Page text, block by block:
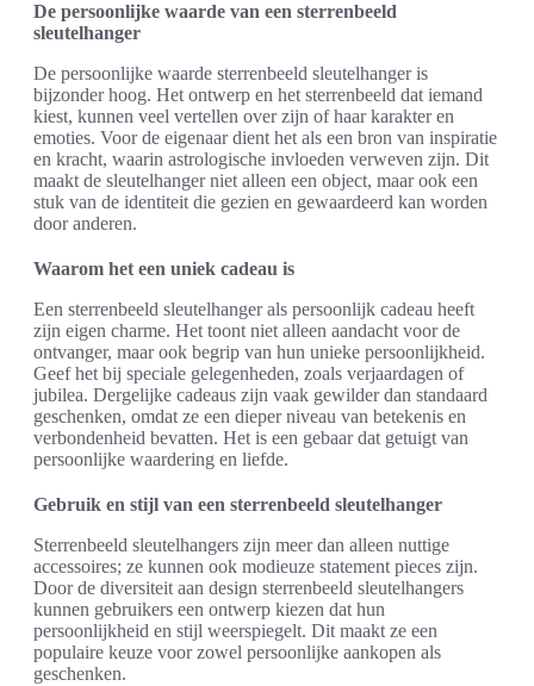
De persoonlijke waarde van een sterrenbeeld
sleutelhanger
De persoonlijke waarde sterrenbeeld sleutelhanger is
bijzonder hoog. Het ontwerp en het sterrenbeeld dat iemand
kiest, kunnen veel vertellen over zijn of haar karakter en
emoties. Voor de eigenaar dient het als een bron van inspiratie
en kracht, waarin astrologische invloeden verweven zijn. Dit
maakt de sleutelhanger niet alleen een object, maar ook een
stuk van de identiteit die gezien en gewaardeerd kan worden
door anderen.
Waarom het een uniek cadeau is
Een sterrenbeeld sleutelhanger als persoonlijk cadeau heeft
zijn eigen charme. Het toont niet alleen aandacht voor de
ontvanger, maar ook begrip van hun unieke persoonlijkheid.
Geef het bij speciale gelegenheden, zoals verjaardagen of
jubilea. Dergelijke cadeaus zijn vaak gewilder dan standaard
geschenken, omdat ze een dieper niveau van betekenis en
verbondenheid bevatten. Het is een gebaar dat getuigt van
persoonlijke waardering en liefde.
Gebruik en stijl van een sterrenbeeld sleutelhanger
Sterrenbeeld sleutelhangers zijn meer dan alleen nuttige
accessoires; ze kunnen ook modieuze statement pieces zijn.
Door de diversiteit aan design sterrenbeeld sleutelhangers
kunnen gebruikers een ontwerp kiezen dat hun
persoonlijkheid en stijl weerspiegelt. Dit maakt ze een
populaire keuze voor zowel persoonlijke aankopen als
geschenken.